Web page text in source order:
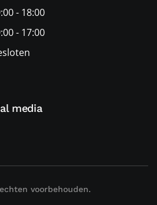
- 18:00
- 17:00
media
voorbehouden.